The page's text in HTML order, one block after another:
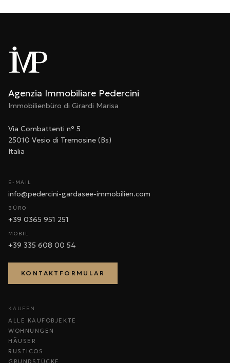
Agenzia Immobiliare Pedercini
Immobilienbüro di Girardi Marisa
Via Combattenti n° 5
25010 Vesio di Tremosine (Bs)
Italia
E-MAIL
info@pedercini-gardasee-immobilien.com
BÜRO
+39 0365 951 251
MOBIL
+39 335 608 00 54
KONTAKTFORMULAR
KAUFEN
ALLE KAUFOBJEKTE
WOHNUNGEN
HÄUSER
RUSTICOS
GRUNDSTÜCKE